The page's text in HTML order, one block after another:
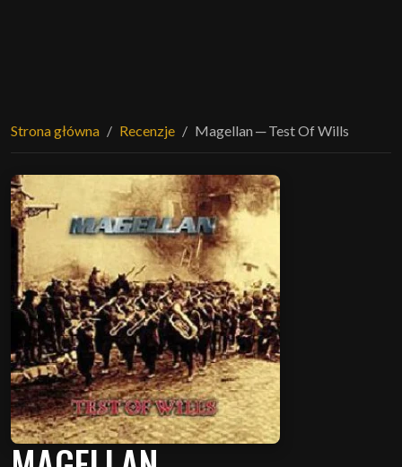
Strona główna Recenzje Magellan ─ Test Of Wills